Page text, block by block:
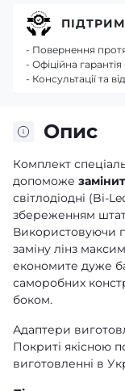
Опис
Комплект
допоможе
світлодіодні (Bi-
збереженням
Використовуючи
заміну лінз
економите дуже
саморобних
боком.
Адаптери
Покриті якісною
виготовленні в
- Повернення
- Офіційна
- Консультації та